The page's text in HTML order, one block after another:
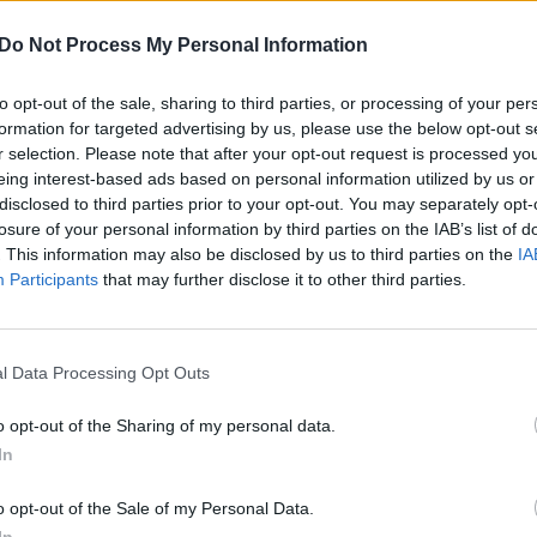
Do Not Process My Personal Information
opt-out of the sale, sharing to third parties, or processing of your
for targeted advertising by us, please use the below opt-out
selection. Please note that after your opt-out request is processed
interest-based ads based on personal information utilized by us
to third parties prior to your opt-out. You may separately
of your personal information by third parties on the IAB’s list of
This information may also be disclosed by us to third parties on the
Participants that may further disclose it to other third parties.
Data Processing Opt Outs
opt-out of the Sharing of my personal data.
opt-out of the Sale of my Personal Data.
M. K. Čiurlionio menų mokykloje, 1985
konservatoriją prof. Igorio
metus čia tobulinosi asistentūroje
tarptautinio Jaroslavo Kociano jaunųjų
1979 m. užėmė pirmąją vietą
m. Zagrebe, Tarptautiniame Vaclavo
pirmąją premiją. 2011 m.
sąjungos „Auksinio disko“ laureate.